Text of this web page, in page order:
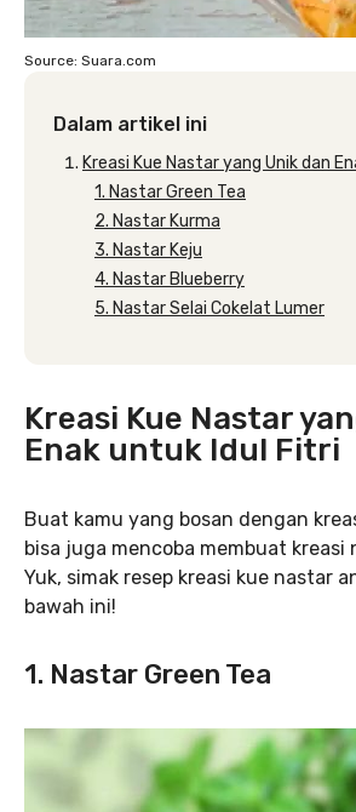
Source: Suara.com
Dalam artikel ini
Kreasi Kue Nastar yang Unik dan
1. Nastar Green Tea
2. Nastar Kurma
3. Nastar Keju
4. Nastar Blueberry
5. Nastar Selai Cokelat Lumer
Kreasi Kue Nastar
Enak untuk Idul Fitri
Buat kamu yang bosan dengan
bisa juga mencoba membuat kreasi
Yuk, simak resep kreasi kue nastar
bawah ini!
1. Nastar Green Tea